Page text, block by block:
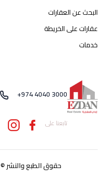
البحث عن العقارات
عقارات على الخريطة
خدمات
+974 4040 3000
تابعنا على
حقوق الطبع والنشر © 2023 إزدان العقارية .